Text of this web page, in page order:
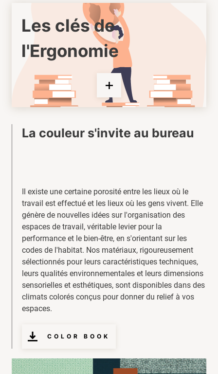
Les clés de
l'Ergonomie
La couleur s'invite au bureau
Il existe une certaine porosité entre les lieux où le
travail est effectué et les lieux où les gens vivent. Elle
génère de nouvelles idées sur l'organisation des
espaces de travail, véritable levier pour la
performance et le bien-être, en s'orientant sur les
codes de l'habitat. Nos matériaux, rigoureusement
sélectionnés pour leurs caractéristiques techniques,
leurs qualités environnementales et leurs dimensions
sensorielles et esthétiques, sont disponibles dans des
climats colorés conçus pour donner du relief à vos
espaces.
COLOR BOOK